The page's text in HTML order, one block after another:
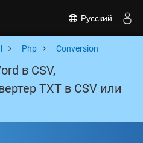
Русский
Php Conversion
в CSV,
TXT в CSV или